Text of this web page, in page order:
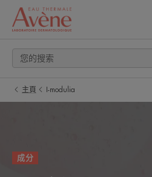
主頁 I-modulia
成分